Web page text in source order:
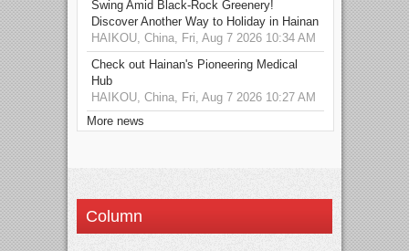
Swing Amid Black‑Rock Greenery!
Discover Another Way to Holiday in Hainan
HAIKOU, China, Fri, Aug 7 2026 10:34 AM
Check out Hainan's Pioneering Medical
Hub
HAIKOU, China, Fri, Aug 7 2026 10:27 AM
More news
Column